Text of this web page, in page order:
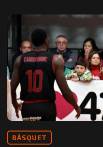
BÁSQUET